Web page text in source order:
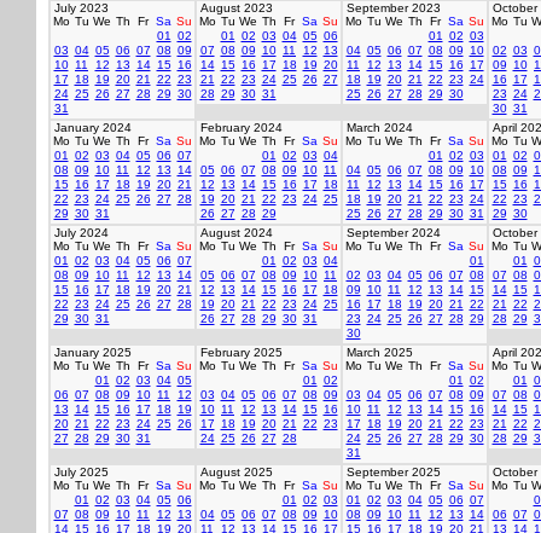
July 2023
Mo Tu We Th Fr Sa Su
01
02
03 04 05 06 07 08 09
10 11 12 13 14 15 16
17
18 19 20 21 22 23
24 25 26 27 28 29 30
31
August 2023
Mo Tu We Th Fr Sa Su
01
02 03 04 05 06
07 08 09 10 11 12
13
14 15 16 17 18 19 20
21
22 23 24 25 26 27
28 29 30 31
September 2023
Mo Tu We Th Fr Sa Su
01
02 03
04 05 06 07 08 09
10
11
12 13 14 15 16
17
18
19 20 21 22 23 24
25 26 27 28 29 30
October
Mo Tu
02 03
09
10
16
17
23 24
30 31
January 2024
Mo Tu We Th Fr Sa Su
01
02 03 04 05 06 07
08 09 10 11 12 13
14
15 16 17 18 19 20 21
22 23 24 25 26 27 28
29 30 31
February 2024
Mo Tu We Th Fr Sa Su
01
02 03 04
05 06 07 08 09 10 11
12
13 14 15 16 17
18
19 20 21 22 23 24 25
26 27 28 29
March 2024
Mo Tu We Th Fr Sa Su
01
02 03
04 05 06 07 08 09
10
11
12 13 14 15 16
17
18
19 20 21 22 23 24
25 26 27 28 29 30 31
April
Mo Tu
01
02
08 09
15 16
22 23
29 30
July 2024
Mo Tu We Th Fr Sa Su
01
02 03 04 05 06 07
08 09 10 11 12 13
14
15 16 17 18 19 20 21
22 23 24 25 26 27 28
29 30 31
August 2024
Mo Tu We Th Fr Sa Su
01
02 03 04
05 06 07 08 09 10 11
12
13 14 15 16 17
18
19 20 21 22 23 24 25
26 27 28 29 30 31
September 2024
Mo Tu We Th Fr Sa Su
01
02 03 04 05 06 07 08
09
10 11 12 13 14 15
16
17 18 19 20 21
22
23 24 25 26 27 28 29
30
October
Mo Tu
01
07 08
14 15
21
22
28 29
January 2025
Mo Tu We Th Fr Sa Su
01
02 03 04 05
06 07 08 09 10 11
12
13
14 15 16 17 18
19
20 21 22 23 24 25 26
27 28 29 30 31
February 2025
Mo Tu We Th Fr Sa Su
01
02
03 04 05 06 07 08 09
10 11 12 13 14 15 16
17
18 19 20 21 22 23
24 25 26 27 28
March 2025
Mo Tu We Th Fr Sa Su
01
02
03 04 05 06 07 08 09
10 11 12 13 14 15 16
17
18 19 20 21 22 23
24 25 26 27 28 29 30
31
April
Mo Tu
01
07 08
14 15
21
22
28 29
July 2025
Mo Tu We Th Fr Sa Su
01
02 03 04 05 06
07 08 09 10 11 12
13
14 15 16 17 18 19 20
August 2025
Mo Tu We Th Fr Sa Su
01
02 03
04 05 06 07 08 09
10
11
12 13 14 15 16 17
September 2025
Mo Tu We Th Fr Sa Su
01
02 03 04 05 06 07
08 09 10 11 12 13
14
15 16 17 18 19 20 21
October
Mo Tu
06 07
13
14